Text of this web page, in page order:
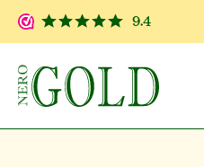
naar de hoofdinhoud
Ga naar de zoekopdracht
Ga naar de hoofdnavigatie
9.4